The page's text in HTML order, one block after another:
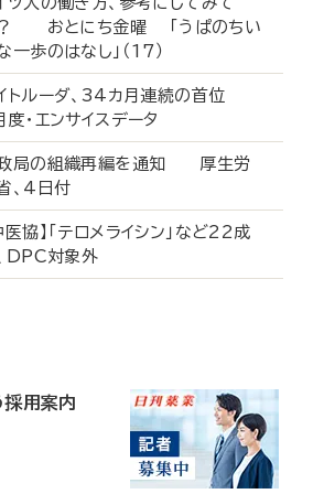
おとにち金曜 「うぱのちい
一歩のはなし」（17）
トルーダ、34カ月連続の首位
度・エンサイスデータ
局の組織再編を通知 厚生労
、4日付
医協】「テロメライシン」など22成
DPC対象外
採用案内